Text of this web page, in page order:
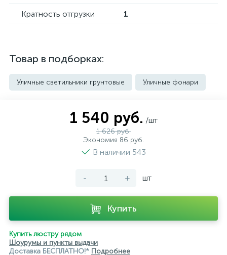
Кратность отгрузки
1
Товар в подборках:
Уличные светильники грунтовые Уличные фонари
1 540 руб. /шт
1 626 руб.
Экономия 86 руб.
В наличии 543
- + шт
Купить
Купить люстру рядом
Шоурумы и пункты выдачи
Доставка БЕСПЛАТНО!* Подробнее